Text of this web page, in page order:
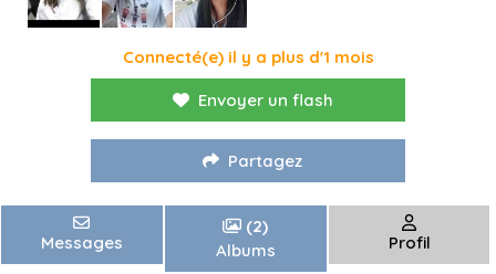
Connecté(e) il y a plus d'1 mois
Envoyer un flash
Partagez
Messages
(2)
Albums
Profil